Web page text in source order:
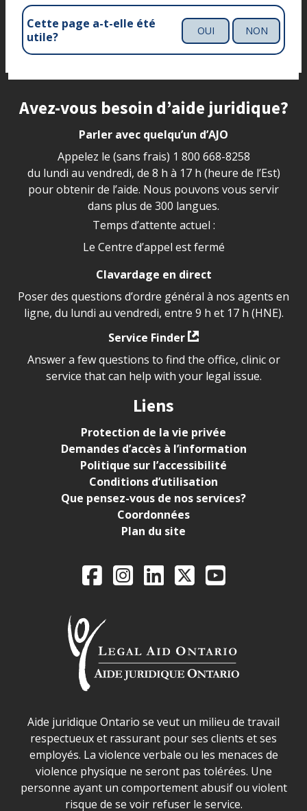
Cette page a-t-elle été
utile?
OUI NON
Site footer
Avez-vous besoin d’aide juridique?
Parler avec quelqu’un d’AJO
Appelez le (sans frais) 1 800 668-8258
du lundi au vendredi, de 8 h à 17 h (heure de l’Est)
pour obtenir de l’aide. Nous pouvons vous servir
dans plus de 300 langues.
Temps d’attente actuel :
Le Centre d’appel est fermé
Clavardage en direct
Poser des questions d’ordre général à nos agents en
ligne, du lundi au vendredi, entre 9 h et 17 h (HNE).
Service Finder
Answer a few questions to find the office, clinic or
service that can help with your legal issue.
Liens
Protection de la vie privée
Demandes d’accès à l’information
Politique sur l’accessibilité
Conditions d’utilisation
Que pensez-vous de nos services?
Coordonnées
Plan du site
Legal Aid Ontario
FacebookInstagram
LinkedIn
X YouTube
Déclaration sur la sécurité dans les locaux d'AJO.
Aide juridique Ontario se veut un milieu de travail
respectueux et rassurant pour ses clients et ses
employés. La violence verbale ou les menaces de
violence physique ne seront pas tolérées. Une
personne ayant un comportement abusif ou violent
risque de se voir refuser le service.